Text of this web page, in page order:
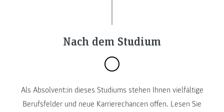
Nach dem Studium
Als Absolvent:in dieses Studiums stehen Ihnen vielfältige
Berufsfelder und neue Karrierechancen offen. Lesen Sie